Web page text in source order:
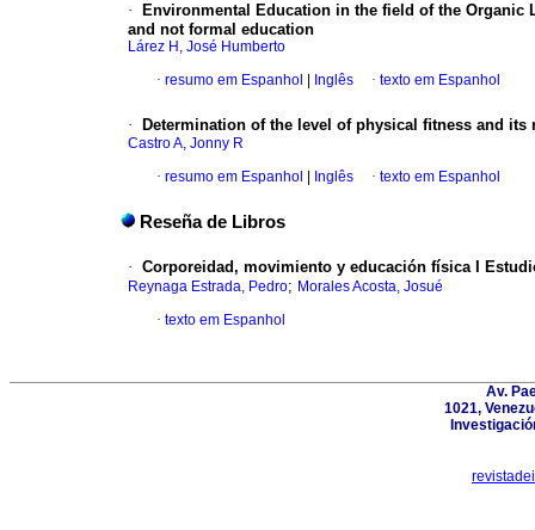
· Environmental Education in the field of the Organic
and not formal education
Lárez H, José Humberto
· resumo em Espanhol Inglês · texto em Espanhol
· Determination of the level of physical ﬁtness and its
Castro A, Jonny R
· resumo em Espanhol Inglês · texto em Espanhol
Reseña de Libros
· Corporeidad, movimiento y educación física I
Reynaga Estrada, Pedro; Morales Acosta, Josué
· texto em Espanhol
Av.
1021,